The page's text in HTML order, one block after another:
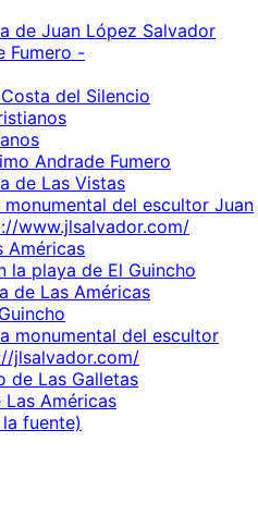
de Juan López Salvador
Fumero -
del Silencio
Andrade Fumero
de Las Vistas
del escultor Juan
www.jlsalvador.com/
Américas
la playa de El Guincho
de Las Américas
monumental del escultor
jlsalvador.com/
de Las Galletas
Las Américas
fuente)